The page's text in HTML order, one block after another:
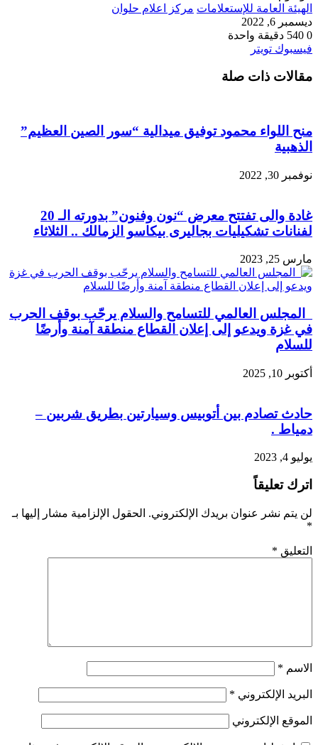
الهيئة العامة للإستعلامات مركز اعلام حلوان
ديسمبر 6, 2022
0
دقيقة واحدة
فيسبوك تويتر
البريد
مقالات ذات صلة
منح اللواء محمود توفيق ميدالية “سور الصين العظيم”
الذهبية
نوفمبر 30, 2022
غادة والى تفتتح معرض “نون وفنون” بدورته الـ 20
لفنانات تشكيليات بجاليرى بيكاسو الزمالك .. الثلاثاء
مارس 25, 2023
المجلس العالمي للتسامح والسلام يرحّب بوقف الحرب
في غزة ويدعو إلى إعلان القطاع منطقة آمنة وأرضًا
للسلام
أكتوبر 10, 2025
حادث تصادم بين أتوبيس وسيارتين بطريق شربين –
دمياط .
يوليو 4, 2023
اترك تعليقاً
لن يتم نشر عنوان بريدك الإلكتروني. الحقول الإلزامية مشار إليها بـ
*
التعليق *
الاسم *
البريد الإلكتروني *
الموقع الإلكتروني